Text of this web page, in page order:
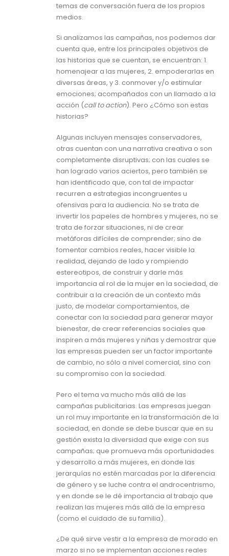
temas de conversación fuera de los propios
medios.
Si analizamos las campañas, nos podemos dar
cuenta que, entre los principales objetivos de
las historias que se cuentan, se encuentran: 1.
homenajear a las mujeres, 2. empoderarlas en
diversas áreas, y 3. conmover y/o estimular
emociones; acompañados con un llamado a la
acción (call to action). Pero ¿Cómo son estas
historias?
Algunas incluyen mensajes conservadores,
otras cuentan con una narrativa creativa o son
completamente disruptivas; con las cuales se
han logrado varios aciertos, pero también se
han identificado que, con tal de impactar
recurren a estrategias incongruentes u
ofensivas para la audiencia. No se trata de
invertir los papeles de hombres y mujeres, no se
trata de forzar situaciones, ni de crear
metáforas difíciles de comprender; sino de
fomentar cambios reales, hacer visible la
realidad, dejando de lado y rompiendo
estereotipos, de construir y darle más
importancia al rol de la mujer en la sociedad, de
contribuir a la creación de un contexto más
justo, de modelar comportamientos, de
conectar con la sociedad para generar mayor
bienestar, de crear referencias sociales que
inspiren a más mujeres y niñas y demostrar que
las empresas pueden ser un factor importante
de cambio, no sólo a nivel comercial, sino con
su compromiso con la sociedad.
Pero el tema va mucho más allá de las
campañas publicitarias. Las empresas juegan
un rol muy importante en la transformación de la
sociedad, en donde se debe buscar que en su
gestión exista la diversidad que exige con sus
campañas; que promueva más oportunidades
y desarrollo a más mujeres, en donde las
jerarquías no estén marcadas por la diferencia
de género y se luche contra el androcentrismo,
y en donde se le dé importancia al trabajo que
realizan las mujeres más allá de la empresa
(como el cuidado de su familia).
¿De qué sirve vestir a la empresa de morado en
marzo si no se implementan acciones reales